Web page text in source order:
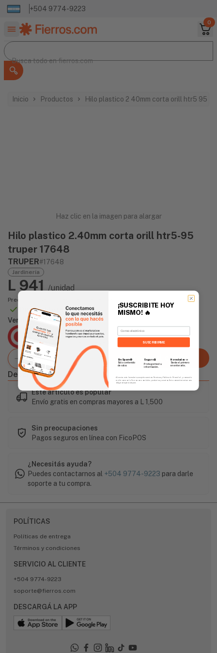
+504 9774-9223
0
Buscar productos
Busca todo en
Busca todo enfierros.com
Inicio Productos Hilo plastico 2 40mm corta orill htr5 95
Haz clic en la imagen para alargar
Hilo plastico 2.40mm corta orill htr5-95
truper 17648
TRUPER#17648
Jardinería
L 941 /unidad
Precio incluye impuesto sobre ventas
Disponible Online
Vendido Por:
Agencia Global
2 días - Tiempo de Entrega Promedio
Agregar al carrito
Descripción
Este artículo es popular
Envío gratis en compras mayores a L 1,500
Sin preocupaciones
Pagos seguros en línea con FicoPOS
¿Necesitás ayuda?
Puedes contactarnos al +504 9774-9223 para darle
soporte a tu compra.
POLÍTICAS
Políticas de entrega
Términos y condiciones
SERVICIO AL CLIENTE
+504 9774-9223
soporte@fierros.com
DESCARGÁ LA APP
¡SUSCRIBITE HOY
MISMO! 🔥
Email
SUSCRIBIRME
Sin Spam 🚫
Solo contenido
de valor.
Seguro 🔒
Protegemos tu
información.
Novedades 📣
Serás el primero
en enterarte.
Al enviar este formulario, aceptás nuestros Términos y Política de Privacidad, y consentís
recibir correos de Fierros con novedades, productos y eventos. Este consentimiento no es
obligatorio para comprar.